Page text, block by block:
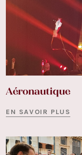
Aéronautique
EN SAVOIR PLUS